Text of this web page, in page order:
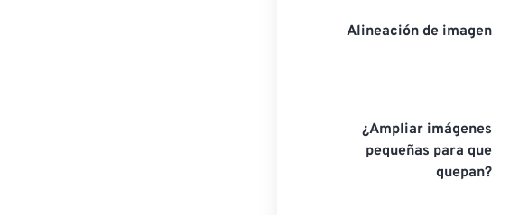
Alineación de imagen
¿Ampliar imágenes
pequeñas para que
quepan?